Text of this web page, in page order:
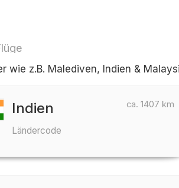
wie z.B. Malediven, Indien &
ca. 1407 km
Indien
Ländercode